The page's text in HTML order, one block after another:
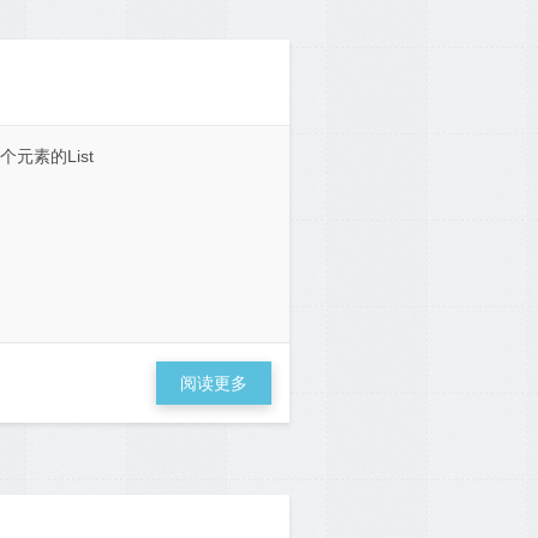
元素的List
阅读更多